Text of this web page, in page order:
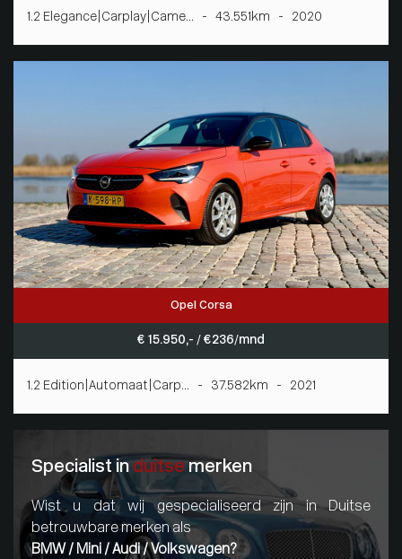
1.2 Elegance|Carplay|Came... - 43.551km - 2020
Opel Corsa
€ 15.950,- / € 236/mnd
1.2 Edition|Automaat|Carp... - 37.582km - 2021
Specialist in duitsemerken
Wist u dat wij gespecialiseerd zijn in Duitse
betrouwbare merken als
BMW / Mini / Audi / Volkswagen?